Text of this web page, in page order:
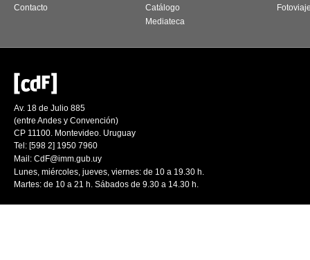
Contacto
Catálogo
Mediateca
Av. 18 de Julio 885
(entre Andes y Convención)
CP 11100. Montevideo. Uruguay
Tel: [598 2] 1950 7960
Mail: CdF@imm.gub.uy
Lunes, miércoles, jueves, viernes: de 10 a 19.30 h.
Martes: de 10 a 21 h. Sábados de 9.30 a 14.30 h.